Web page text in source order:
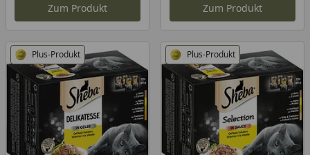
Zum Produkt Zum Produkt
Plus-Produkt Plus-Produkt